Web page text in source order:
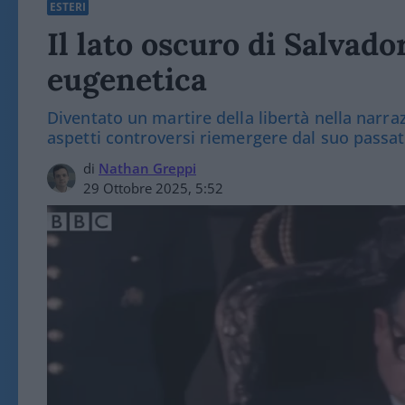
ESTERI
Il lato oscuro di
eugenetica
Diventato un martire della libertà nella
aspetti controversi riemergere dal suo
di Nathan Greppi
29 Ottobre 2025, 5:52